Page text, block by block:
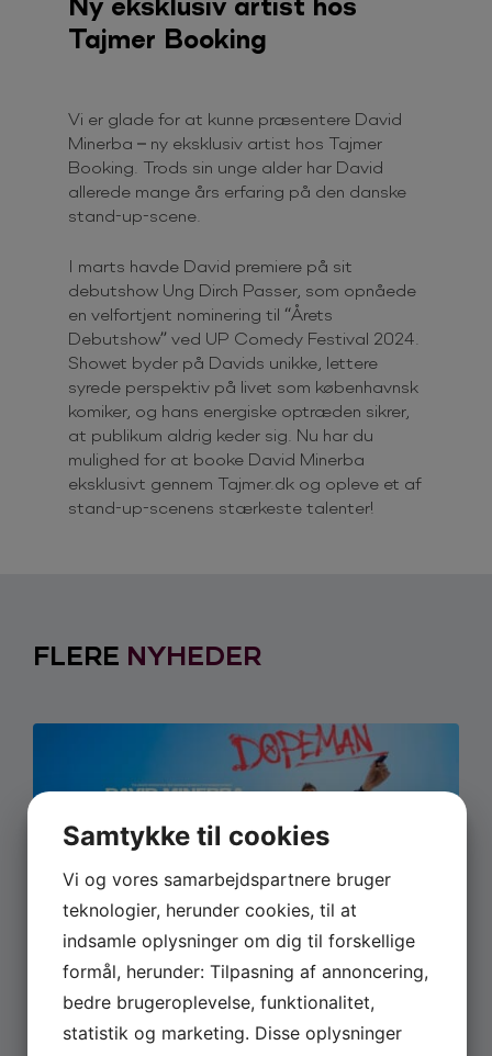
Tajmer Booking
Vi er glade for at kunne præsentere David
Minerba – ny eksklusiv artist hos Tajmer
Booking. Trods sin unge alder har David
allerede mange års erfaring på den danske
stand-up-scene.
I marts havde David premiere på sit
debutshow Ung Dirch Passer, som opnåede
en velfortjent nominering til “Årets
Debutshow” ved UP Comedy Festival 2024.
Showet byder på Davids unikke, lettere
syrede perspektiv på livet som københavnsk
komiker, og hans energiske optræden sikrer,
at publikum aldrig keder sig. Nu har du
mulighed for at booke David Minerba
eksklusivt gennem Tajmer.dk og opleve et af
stand-up-scenens stærkeste talenter!
FLERE NYHEDER
JUNI 22, 2026
David Minerbas show ‘ Dopeman’
er nu på TV 2 Play
David Minerba har i 2026 været rundt med sit stand-
Samtykke til cookies
Vi og vores samarbejdspartnere bruger
teknologier, herunder cookies, til at
indsamle oplysninger om dig til forskellige
formål, herunder: Tilpasning af annoncering,
bedre brugeroplevelse, funktionalitet,
statistik og marketing. Disse oplysninger